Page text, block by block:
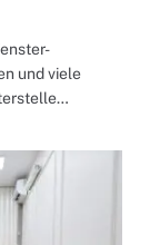
und viele